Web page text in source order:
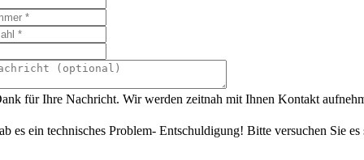
für Ihre Nachricht. Wir werden zeitnah mit Ihnen Kontakt
es ein technisches Problem- Entschuldigung! Bitte versuchen Sie